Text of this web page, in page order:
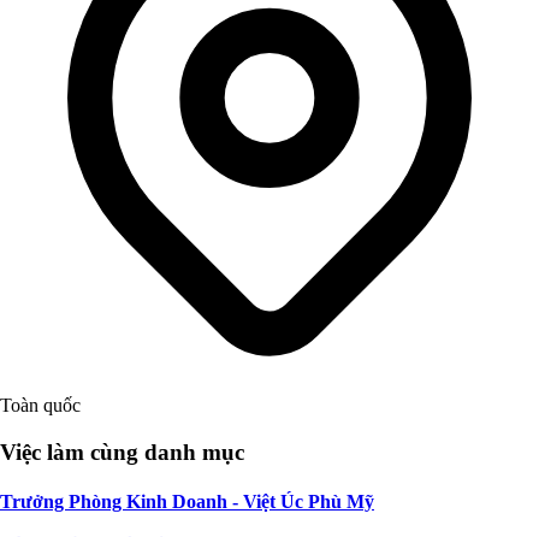
Toàn quốc
Việc làm cùng danh mục
Trưởng Phòng Kinh Doanh - Việt Úc Phù Mỹ